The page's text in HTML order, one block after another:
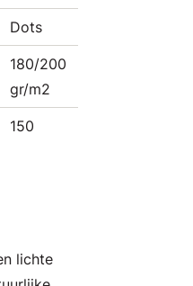
Dots
180/200
gr/m2
150
lichte